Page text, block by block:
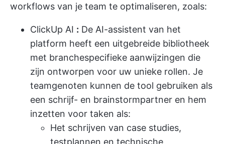
workflows van je team te optimaliseren, zoals:
ClickUp AI : De AI-assistent van het
platform heeft een uitgebreide bibliotheek
met branchespecifieke aanwijzingen die
zijn ontworpen voor uw unieke rollen. Je
teamgenoten kunnen de tool gebruiken als
een schrijf- en brainstormpartner en hem
inzetten voor taken als:
Het schrijven van case studies,
testplannen en technische